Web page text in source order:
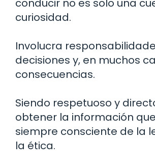
conducir no es solo una
curiosidad.
Involucra
decisiones y, en muchos
consecuencias.
Siendo respetuoso y
obtener la información
siempre consciente de la
la ética.